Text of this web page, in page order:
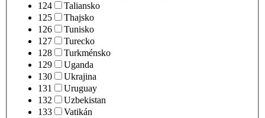
124
Taliansko
125
Thajsko
126
Tunisko
127
Turecko
128
Turkménsko
129
Uganda
130
Ukrajina
131
Uruguay
132
Uzbekistan
133
Vatikán